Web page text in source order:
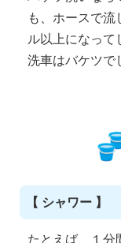
も、ホースで流
ル以上になって
洗車はバケツで
【 シャワー 】
たとえば、１分